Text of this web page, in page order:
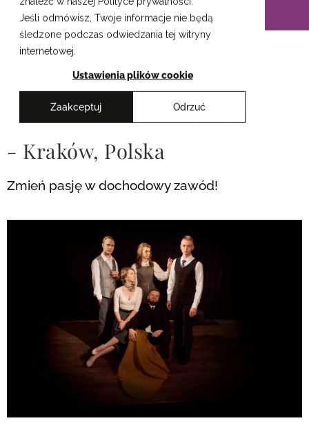
Jeśli odmówisz, Twoje informacje nie będą
śledzone podczas odwiedzania tej witryny
internetowej.
Ustawienia plików cookie
Zaakceptuj Odrzuć
Przejdź
treści
Krakowskie Szkoły Artystyczne
EN
Szkoła Aktorska SPOT
- Kraków, Polska
Zmień pasję w dochodowy zawód!